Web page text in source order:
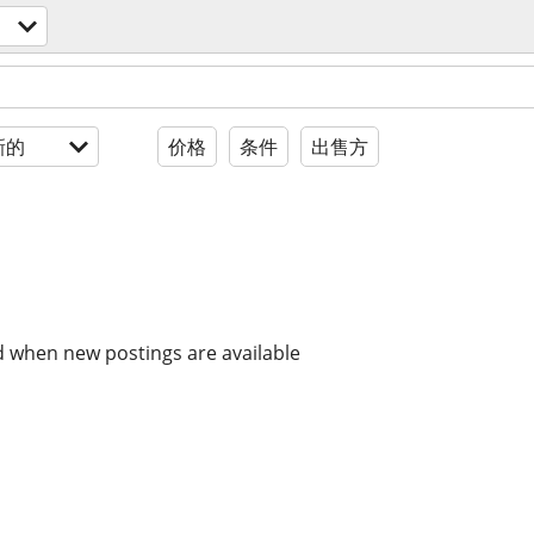
的 价格 条件 出售方
new postings are available